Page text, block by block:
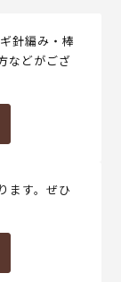
針編み・棒
などがござ
ます。ぜひ